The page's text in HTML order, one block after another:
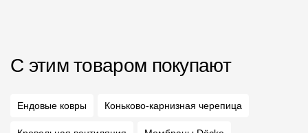
С этим товаром покупают
Ендовые ковры Коньково-карнизная черепица